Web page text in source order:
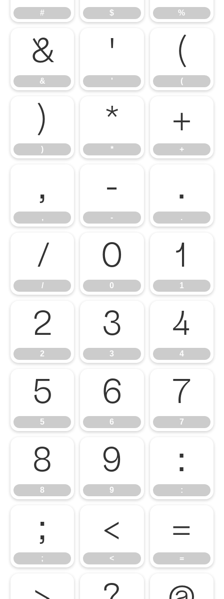
# $ %
&
&
'
'
(
(
)
)
*
*
+
+
,
,
-
-
.
.
/
/
0
0
1
1
2
2
3
3
4
4
5
5
6
6
7
7
8
8
9
9
:
:
;
;
<
<
=
=